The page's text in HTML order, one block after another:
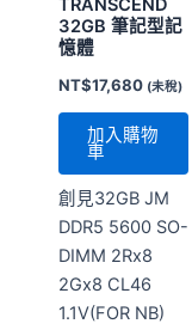
TRANSCEND
32GB 筆記型記
憶體
NT$17,680 (未稅)
加入購物
車
創見32GB JM
DDR5 5600 SO-
DIMM 2Rx8
2Gx8 CL46
1.1V(FOR NB)